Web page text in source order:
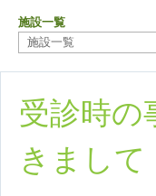
施設一覧
施設一覧
受診時の
きまして